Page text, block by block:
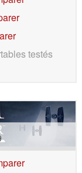
testés